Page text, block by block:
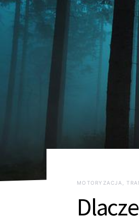
MOTORYZACJA,